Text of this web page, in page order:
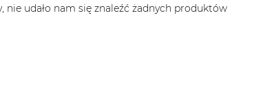
nie udało nam się znaleźć żadnych produktów